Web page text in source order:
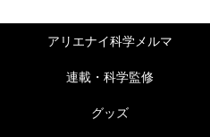
アリエナイ科学メルマ
連載・科学監修
グッズ